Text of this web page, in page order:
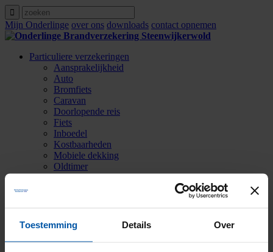
Toestemming Details Over
Mijn Onderlinge over ons downloads contact opnemen
Particuliere verzekeringen
Aansprakelijkheid
Auto
Bromfiets
Caravan
Doorlopende reis
Fiets
Inboedel
Kostbaarheden
Mobiele dekking
Oldtimer
Ongevallen
Zakelijke verzekeringen
Agrarische verzekeringen
Contact opnemen